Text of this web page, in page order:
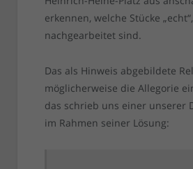
erkennen, welche Stücke
nachgearbeitet sind.
Das als Hinweis abgebildete
möglicherweise die Allegorie
das schrieb uns einer unserer
im Rahmen seiner Lösung: